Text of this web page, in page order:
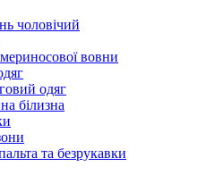
чоловічий
вовни
одяг
білизна
та безрукавки